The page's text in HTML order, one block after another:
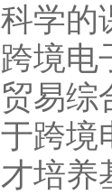
科学的
跨境电
贸易综
于跨境
才培养